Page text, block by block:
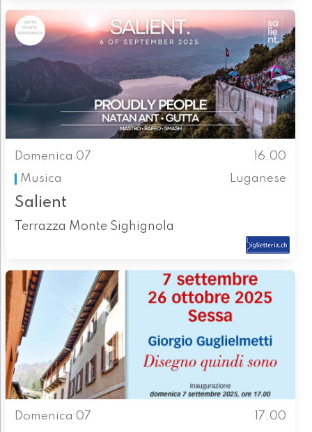
Domenica 07
16.00
Musica
Luganese
Salient
Terrazza Monte Sighignola
Domenica 07
17.00